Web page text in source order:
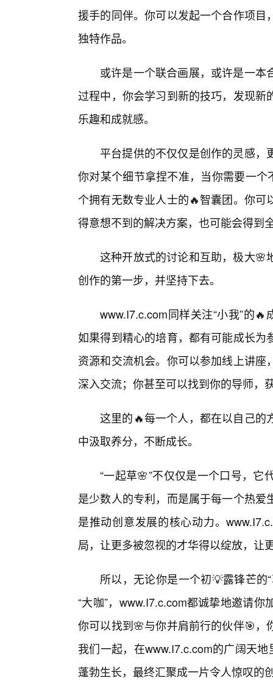
援手的同伴。你可以发起一个合作项
独特作品。
或许是一个联合画展，或许是一
过程中，你会学习到新的技巧，发现
乐趣和成就感。
平台提供的不仅仅是创作的灵感
你对某个细节拿捏不准，当你需要一个
个拥有无数专业人士的🔥智囊团。你
得意想不到的解决方案，也可能会得到
这种开放式的讨论和互助，极大🌸
创作的第一步，并坚持下去。
www.I7.c.com同样关注“小我”的
如果得到精心的培育，都有可能成长
资源和交流机会。你可以参加线上讲
深入交流；你甚至可以找到你的导师，
这里的🔥每一个人，都在以自己的
中汲取养分，不断成长。
“一起草🌸”不仅仅是一个口号，
是少数人的专利，而是属于每一个热
是推动创意发展的核心动力。
局，让更多被忽视的才华得以绽放，让
所以，无论你是一个初💡露锋芒的
“大咖”，www.I7.c.com都诚挚地邀请
你可以找到🌸与你并肩前行的伙伴🎯
我们一起，在www.I7.c.com的广阔天
蓬勃生长，最终汇聚成一片令人惊叹的